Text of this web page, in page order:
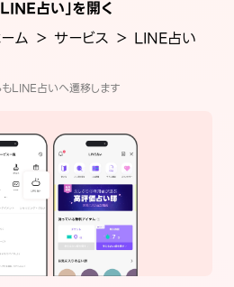
占い」を開く
ム ＞ サービス ＞ LINE占い
LINE占いへ遷移します